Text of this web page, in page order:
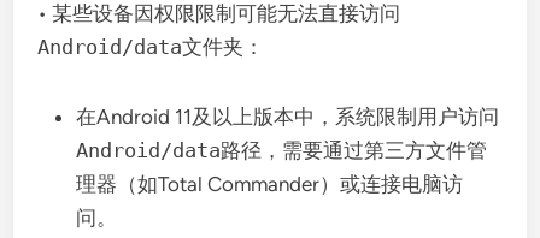
• 某些设备因权限限制可能无法直接访问
Android/data文件夹：
在Android 11及以上版本中，系统限制用户访问
Android/data路径，需要通过第三方文件管
理器（如Total Commander）或连接电脑访
问。